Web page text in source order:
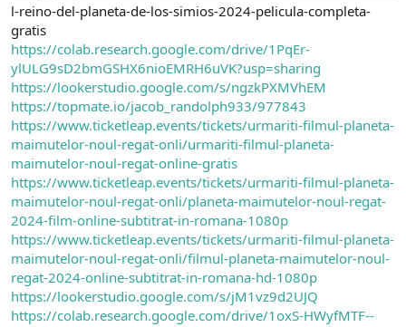
l-reino-del-planeta-de-los-simios-2024-pelicula-completa-
gratis
https://colab.research.google.com/drive/1PqEr-
ylULG9sD2bmGSHX6nioEMRH6uVK?usp=sharing
https://lookerstudio.google.com/s/ngzkPXMVhEM
https://topmate.io/jacob_randolph933/977843
https://www.ticketleap.events/tickets/urmariti-filmul-planeta-
maimutelor-noul-regat-onli/urmariti-filmul-planeta-
maimutelor-noul-regat-online-gratis
https://www.ticketleap.events/tickets/urmariti-filmul-planeta-
maimutelor-noul-regat-onli/planeta-maimutelor-noul-regat-
2024-film-online-subtitrat-in-romana-1080p
https://www.ticketleap.events/tickets/urmariti-filmul-planeta-
maimutelor-noul-regat-onli/filmul-planeta-maimutelor-noul-
regat-2024-online-subtitrat-in-romana-hd-1080p
https://lookerstudio.google.com/s/jM1vz9d2UJQ
https://colab.research.google.com/drive/1oxS-HWyfMTF--